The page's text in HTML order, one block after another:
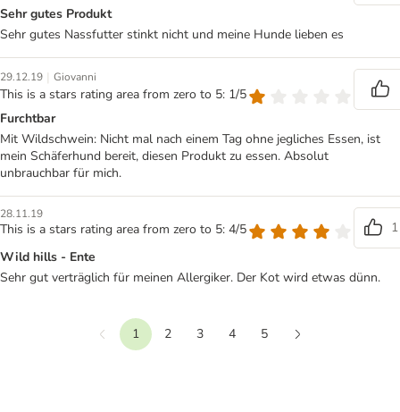
Sehr gutes Produkt
Sehr gutes Nassfutter stinkt nicht und meine Hunde lieben es
29.12.19 | Giovanni
This is a stars rating area from zero to 5: 1/5
Furchtbar
Mit Wildschwein: Nicht mal nach einem Tag ohne jegliches Essen, ist
mein Schäferhund bereit, diesen Produkt zu essen. Absolut
unbrauchbar für mich.
28.11.19
This is a stars rating area from zero to 5: 4/5
1
Wild hills - Ente
Sehr gut verträglich für meinen Allergiker. Der Kot wird etwas dünn.
Vorherige
1 2 3 4
5